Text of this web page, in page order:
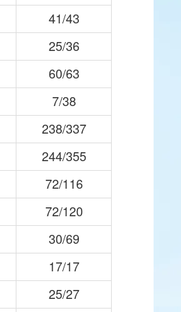
41/43
25/36
60/63
7/38
238/337
244/355
72/116
72/120
30/69
17/17
25/27